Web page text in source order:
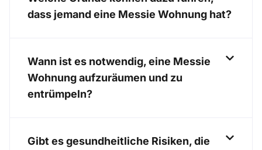
dass jemand eine Messie Wohnung hat?
Wann ist es notwendig, eine Messie
Wohnung aufzuräumen und zu
entrümpeln?
Gibt es gesundheitliche Risiken, die